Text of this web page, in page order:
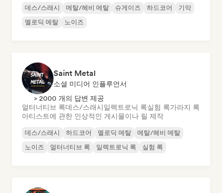
데스/스래시 메탈/헤비 메탈 슈게이즈 하드코어
기악
멜로딕 메탈
노이즈
Saint Metal
소셜 미디어 인플루언서
> 2000 개의 답변 제공
얼터너티브 록데스/스래시일렉트로닉 록실험 록가라지 록
아티스트에 관한 인상적인 게시물이나 릴 제작
데스/스래시 하드코어 멜로딕 메탈
메탈/헤비 메탈
노이즈
얼터너티브 록 일렉트로닉 록 실험 록